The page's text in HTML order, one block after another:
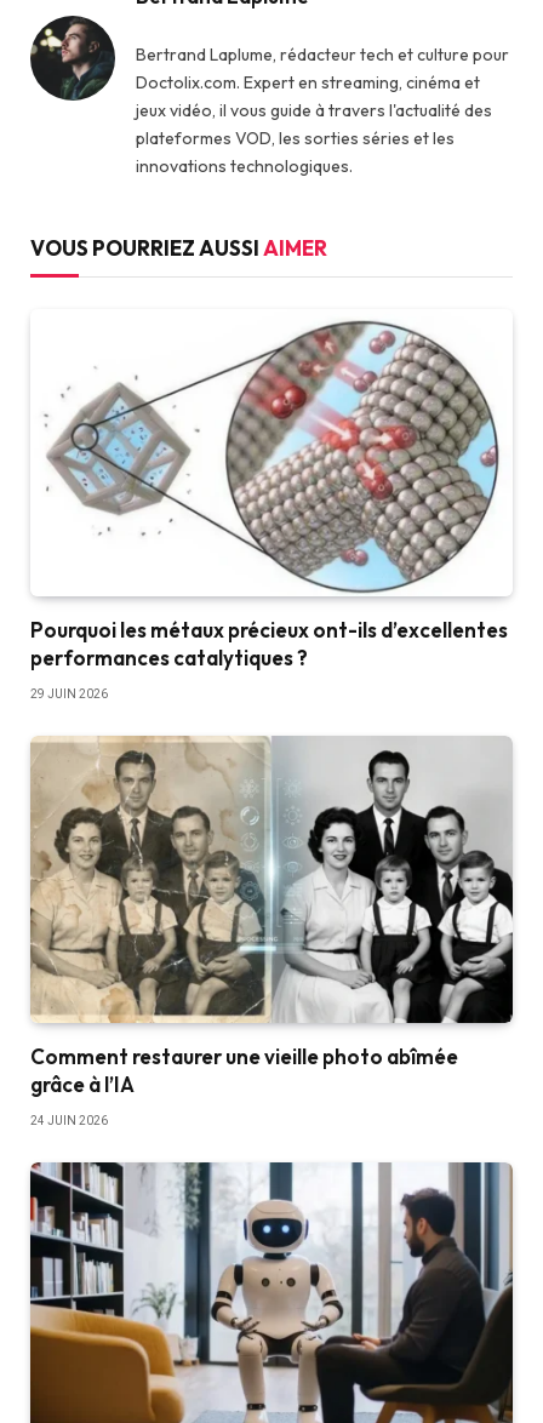
Bertrand Laplume, rédacteur tech et culture pour
Doctolix.com. Expert en streaming, cinéma et
jeux vidéo, il vous guide à travers l'actualité des
plateformes VOD, les sorties séries et les
innovations technologiques.
VOUS POURRIEZ AUSSIAIMER
Pourquoi les métaux précieux ont-ils d’excellentes
performances catalytiques ?
29 JUIN 2026
Comment restaurer une vieille photo abîmée
grâce à l’IA
24 JUIN 2026